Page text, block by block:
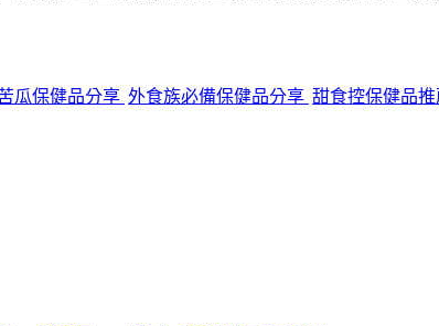
瓜保健品分享 外食族必備保健品分享 甜食控保健品推